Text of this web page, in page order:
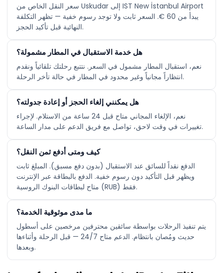
سعر النقل الخاص من Uskudar إلى IST New İstanbul Airport
يبدأ من ‏60 €. السعر ثابت ولا توجد رسوم خفية — تظهر التكلفة
النهائية قبل تأكيد الحجز.
هل خدمة الاستقبال في المطار مشمولة؟
نعم، استقبال المطار مشمول في السعر. نتتبع رحلتك تلقائياً ونقدم
انتظاراً مجانياً وغير محدود في المطار في حالة تأخر الرحلة.
هل يمكنني إلغاء الحجز أو إعادة جدولته؟
نعم، الإلغاء المجاني متاح قبل 24 ساعة من الاستلام. لإجراء
تغييرات في وقت لاحق، تواصل مع فريق الدعم على مدار الساعة.
كيف ومتى أدفع ثمن النقل؟
الدفع نقداً للسائق عند الاستقبال (بدون دفع مسبق). المبلغ ثابت
ويظهر قبل التأكيد دون رسوم خفية. الدفع بالبطاقة عبر الإنترنت
متاح لبطاقات البنوك الروسية (RUB) فقط.
ما مدى موثوقية الخدمة؟
يتم تنفيذ الرحلات بواسطة سائقين محترفين مرخصين على أسطول
حديث ومُصان بانتظام. الدعم متاح 24/7 — قبل الرحلة وأثناءها
وبعدها.